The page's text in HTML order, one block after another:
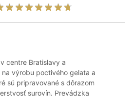
centre Bratislavy a
na výrobu poctivého gelata a
sú pripravované s dôrazom
surovín. Prevádzka